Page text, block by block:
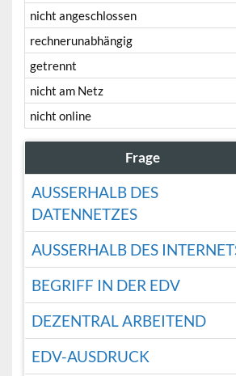
nicht angeschlossen
rechnerunabhängig
getrennt
nicht am Netz
nicht online
Frage
AUSSERHALB DES D
ATENNETZES
AUSSERHALB DES INTERNETS
BEGRIFF IN DER EDV
DEZENTRAL ARBEITEND
EDV-AUSDRUCK